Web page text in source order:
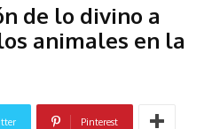
de lo divino a
animales en la
Pinterest